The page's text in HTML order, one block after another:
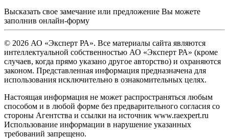
Высказать свое замечание или предложение Вы можете
заполнив онлайн-форму
© 2026 АО «Эксперт РА». Все материалы сайта являются
интеллектуальной собственностью АО «Эксперт РА» (кроме
случаев, когда прямо указано другое авторство) и охраняются
законом. Представленная информация предназначена для
использования исключительно в ознакомительных целях.
Настоящая информация не может распространяться любым
способом и в любой форме без предварительного согласия со
стороны Агентства и ссылки на источник www.raexpert.ru
Использование информации в нарушение указанных
требований запрещено.